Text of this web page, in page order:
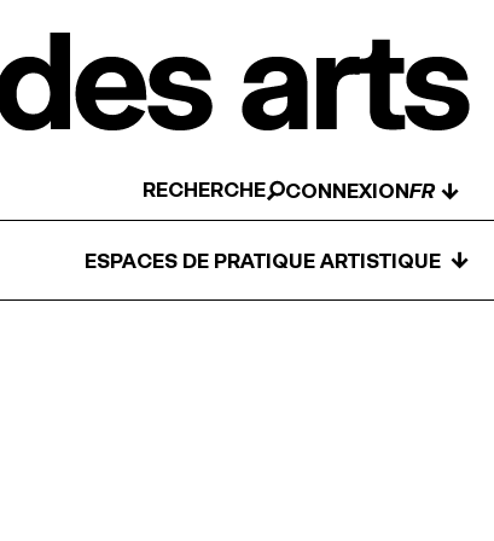
RECHERCHE CONNEXION ↓
ESPACES DE PRATIQUE ARTISTIQUE ↓